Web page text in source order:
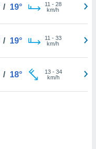
/ 19° 11 - 28
km/h
/ 19° 11 - 33
km/h
/ 18° 13- 34
km/h